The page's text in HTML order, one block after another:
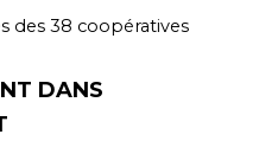
des 38 coopératives
DANS